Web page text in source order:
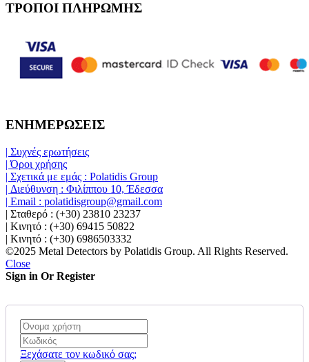
ΤΡΟΠΟΙ ΠΛΗΡΩΜΗΣ
ΕΝΗΜΕΡΩΣΕΙΣ
| Συχνές ερωτήσεις
| Όροι χρήσης
| Σχετικά με εμάς : Polatidis Group
| Διεύθυνση : Φιλίππου 10, Έδεσσα
| Email : polatidisgroup@gmail.com
| Σταθερό : (+30) 23810 23237
| Κινητό : (+30) 69415 50822
| Κινητό : (+30) 6986503332
©2025 Metal Detectors by Polatidis Group. All Rights Reserved.
Close
Sign in Or Register
Ξεχάσατε τον κωδικό σας;